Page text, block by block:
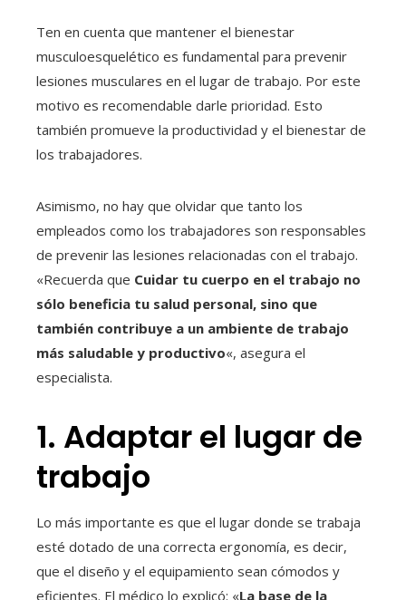
Ten en cuenta que mantener el bienestar
musculoesquelético es fundamental para prevenir
lesiones musculares en el lugar de trabajo. Por este
motivo es recomendable darle prioridad. Esto
también promueve la productividad y el bienestar de
los trabajadores.
Asimismo, no hay que olvidar que tanto los
empleados como los trabajadores son responsables
de prevenir las lesiones relacionadas con el trabajo.
«Recuerda que Cuidar tu cuerpo en el trabajo no
sólo beneficia tu salud personal, sino que
también contribuye a un ambiente de trabajo
más saludable y productivo«, asegura el
especialista.
1. Adaptar el lugar de
trabajo
Lo más importante es que el lugar donde se trabaja
esté dotado de una correcta ergonomía, es decir,
que el diseño y el equipamiento sean cómodos y
eficientes. El médico lo explicó: «La base de la